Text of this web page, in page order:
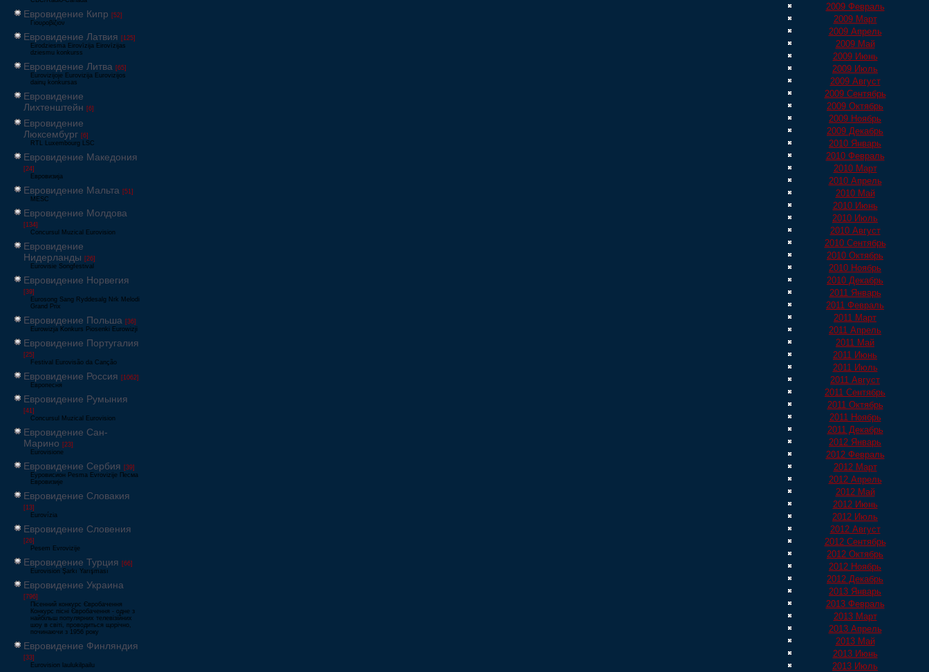
Евровидение Кипр [52]
Γιουροβίζιον
Евровидение Латвия [125]
Eirodziesma Eirovīzija Eirovīzijas
dziesmu konkurss
Евровидение Литва [65]
Eurovizijoje Eurovizija Eurovizijos
dainų konkursas
Евровидение
Лихтенштейн [6]
Евровидение
Люксембург [6]
RTL Luxembourg LSC
Евровидение Македония
[24]
Евровизија
Евровидение Мальта [51]
MESC
Евровидение Молдова
[134]
Concursul Muzical Eurovision
Евровидение
Нидерланды [26]
Eurovisie Songfestival
Евровидение Норвегия
[39]
Eurosong Sang Ryddesalg Nrk Melodi
Grand Prix
Евровидение Польша [36]
Eurowizja Konkurs Piosenki Eurowizji
Евровидение Португалия
[25]
Festival Eurovisão da Canção
Евровидение Россия [1062]
Европесня
Евровидение Румыния
[41]
Concursul Muzical Eurovision
Евровидение Сан-
Марино [23]
Eurovisione
Евровидение Сербия [39]
Еуровисион Pesma Evrovizije Песма
Евровизије
Евровидение Словакия
[13]
Eurovízia
Евровидение Словения
[26]
Pesem Evrovizije
Евровидение Турция [66]
Eurovision Şarkı Yarışması
Евровидение Украина
[796]
Пісенний конкурс Євробачення
Конкурс пісні Євробачення - одне з
найбільш популярних телевізійних
шоу в світі, проводиться щорічно,
починаючи з 1956 року
Евровидение Финляндия
[33]
Eurovision laulukilpailu
2009 Февраль
2009 Март
2009 Апрель
2009 Май
2009 Июнь
2009 Июль
2009 Август
2009 Сентябрь
2009 Октябрь
2009 Ноябрь
2009 Декабрь
2010 Январь
2010 Февраль
2010 Март
2010 Апрель
2010 Май
2010 Июнь
2010 Июль
2010 Август
2010 Сентябрь
2010 Октябрь
2010 Ноябрь
2010 Декабрь
2011 Январь
2011 Февраль
2011 Март
2011 Апрель
2011 Май
2011 Июнь
2011 Июль
2011 Август
2011 Сентябрь
2011 Октябрь
2011 Ноябрь
2011 Декабрь
2012 Январь
2012 Февраль
2012 Март
2012 Апрель
2012 Май
2012 Июнь
2012 Июль
2012 Август
2012 Сентябрь
2012 Октябрь
2012 Ноябрь
2012 Декабрь
2013 Январь
2013 Февраль
2013 Март
2013 Апрель
2013 Май
2013 Июнь
2013 Июль